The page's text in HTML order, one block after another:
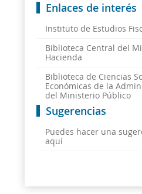
Enlaces de interés
Instituto de Estudios
Biblioteca Central del
Hacienda
Biblioteca de Ciencias
Económicas de la
del Ministerio Público
Sugerencias
Puedes hacer una
aquí